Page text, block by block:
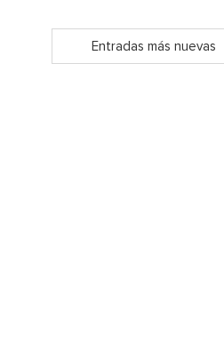
Entradas más nuevas